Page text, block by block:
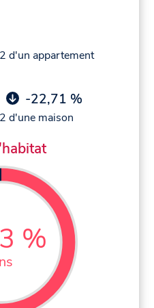
d'un appartement
-22,71 %
d'une maison
%